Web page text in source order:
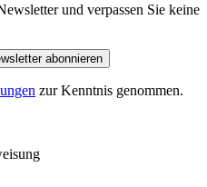
und verpassen Sie keine
abonnieren
zur Kenntnis genommen.